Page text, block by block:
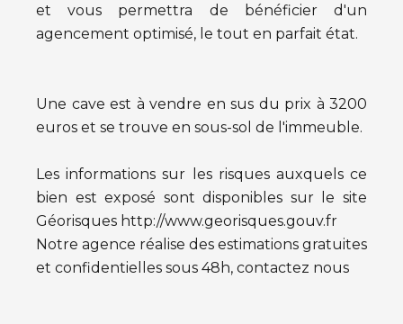
et vous permettra de bénéficier d'un
agencement optimisé, le tout en parfait état.
Une cave est à vendre en sus du prix à 3200
euros et se trouve en sous-sol de l'immeuble.
Les informations sur les risques auxquels ce
bien est exposé sont disponibles sur le site
Géorisques http://www.georisques.gouv.fr
Notre agence réalise des estimations gratuites
et confidentielles sous 48h, contactez nous